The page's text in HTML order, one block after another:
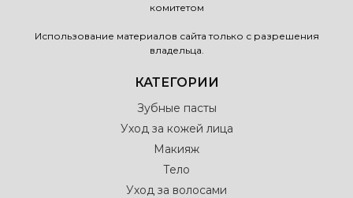
комитетом
Использование материалов сайта только с разрешения
владельца.
КАТЕГОРИИ
Зубные пасты
Уход за кожей лица
Макияж
Тело
Уход за волосами